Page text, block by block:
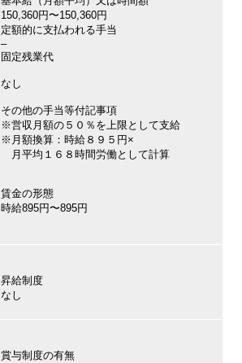
150,360円〜150,360円
定額的に支払われる手当
–
固定残業代
なし
その他の手当等付記事項
※営収月額の５０％を上限として支給
※月額換算：時給８９５円×
月平均１６８時間労働として計算
賃金の形態
時給895円〜895円
昇給制度
なし
賞与制度の有無